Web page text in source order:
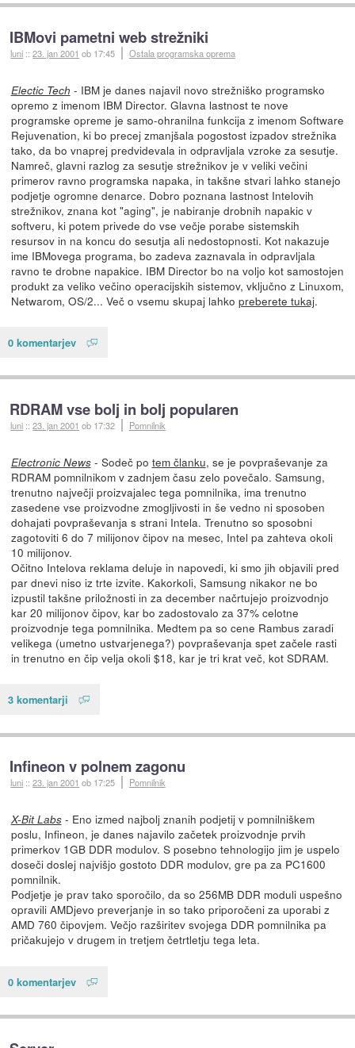
IBMovi pametni web strežniki
luni ::23. jan 2001 ob 17:45 Ostala programska oprema
Electic Tech - IBM je danes najavil novo strežniško programsko
opremo z imenom IBM Director. Glavna lastnost te nove
programske opreme je samo-ohranilna funkcija z imenom Software
Rejuvenation, ki bo precej zmanjšala pogostost izpadov strežnika
tako, da bo vnaprej predvidevala in odpravljala vzroke za sesutje.
Namreč, glavni razlog za sesutje strežnikov je v veliki večini
primerov ravno programska napaka, in takšne stvari lahko stanejo
podjetje ogromne denarce. Dobro poznana lastnost Intelovih
strežnikov, znana kot "aging", je nabiranje drobnih napakic v
softveru, ki potem privede do vse večje porabe sistemskih
resursov in na koncu do sesutja ali nedostopnosti. Kot nakazuje
ime IBMovega programa, bo zadeva zaznavala in odpravljala
ravno te drobne napakice. IBM Director bo na voljo kot samostojen
produkt za veliko večino operacijskih sistemov, vključno z Linuxom,
Netwarom, OS/2... Več o vsemu skupaj lahko preberete tukaj.
0 komentarjev
RDRAM vse bolj in bolj popularen
luni ::23. jan 2001 ob 17:32 Pomnilnik
Electronic News- Sodeč po tem članku, se je povpraševanje za
RDRAM pomnilnikom v zadnjem času zelo povečalo. Samsung,
trenutno največji proizvajalec tega pomnilnika, ima trenutno
zasedene vse proizvodne zmogljivosti in še vedno ni sposoben
dohajati povpraševanja s strani Intela. Trenutno so sposobni
zagotoviti 6 do 7 milijonov čipov na mesec, Intel pa zahteva okoli
10 milijonov.
Očitno Intelova reklama deluje in napovedi, ki smo jih objavili pred
par dnevi niso iz trte izvite. Kakorkoli, Samsung nikakor ne bo
izpustil takšne priložnosti in za december načrtujejo proizvodnjo
kar 20 milijonov čipov, kar bo zadostovalo za 37% celotne
proizvodnje tega pomnilnika. Medtem pa so cene Rambus zaradi
velikega (umetno ustvarjenega?) povpraševanja spet začele rasti
in trenutno en čip velja okoli $18, kar je tri krat več, kot SDRAM.
3 komentarji
Infineon v polnem zagonu
luni ::23. jan 2001 ob 17:25 Pomnilnik
X-Bit Labs- Eno izmed najbolj znanih podjetij v pomnilniškem
poslu, Infineon, je danes najavilo začetek proizvodnje prvih
primerkov 1GB DDR modulov. S posebno tehnologijo jim je uspelo
doseči doslej najvišjo gostoto DDR modulov, gre pa za PC1600
pomnilnik.
Podjetje je prav tako sporočilo, da so 256MB DDR moduli uspešno
opravili AMDjevo preverjanje in so tako priporočeni za uporabi z
AMD 760 čipovjem. Večjo razširitev svojega DDR pomnilnika pa
pričakujejo v drugem in tretjem četrtletju tega leta.
0 komentarjev